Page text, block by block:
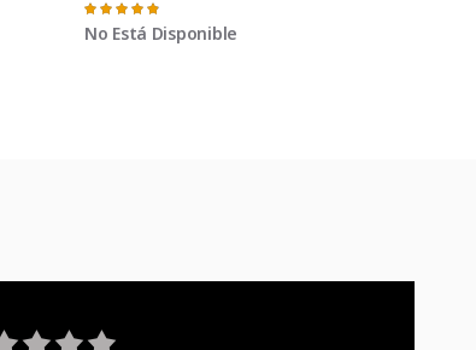
Valoración:
98%
No Está Disponible